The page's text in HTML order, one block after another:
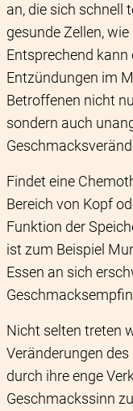
an, die sich schnell
gesunde Zellen,
Entsprechend
Entzündungen im
Betroffenen nicht
sondern auch
Findet eine
Bereich von Kopf
Funktion der
ist zum Beispiel
Essen an sich
Nicht selten treten
Veränderungen
durch ihre enge
Geschmackssinn